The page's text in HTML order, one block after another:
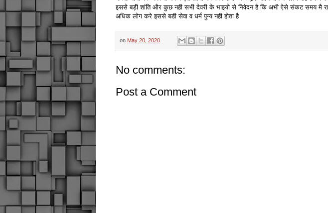
इससे बड़ी शांति और कुछ नही सभी देवरी के भाइयो से निवेदन है कि अभी ऐसे संकट समय मै
अधिक लोग करे इससे बडी सेवा व धर्म पुन्य नही होता है
on May 20, 2020
No comments:
Post a Comment